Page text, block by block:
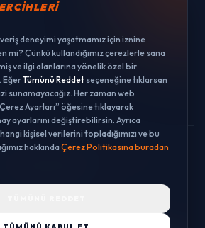
TÜM HAKLARI SAKLIDIR.
deneyimi yaşatmamız için iznine
mi? Çünkü kullandığımız çerezlerle sana
ve ilgi alanlarına yönelik özel bir
EğerTümünü Reddet seçeneğine tıklarsan
sunamayacağız. Her zaman web
Ayarları” öğesine tıklayarak
ayarlarını değiştirebilirsin. Ayrıca
kişisel verilerini topladığımızı ve bu
hakkındaÇerez Politikasına buradan